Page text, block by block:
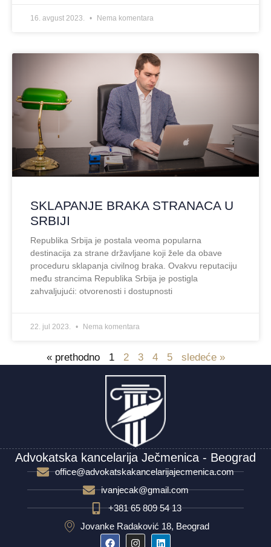
16. avgust 2023. Nema komentara
SKLAPANJE BRAKA STRANACA U
SRBIJI
Republika Srbija je postala veoma popularna
destinacija za strane državljane koji žele da obave
proceduru sklapanja civilnog braka. Ovakvu reputaciju
među strancima Republika Srbija je postigla
zahvaljujući: otvorenosti i dostupnosti
22. jul 2023. Nema komentara
« prethodno 1 2 3 4 5 sledeće »
Advokatska kancelarija Ječmenica - Beograd
office@advokatskakancelarijajecmenica.com
ivanjecak@gmail.com
+381 65 809 54 13
Jovanke Radaković 18, Beograd